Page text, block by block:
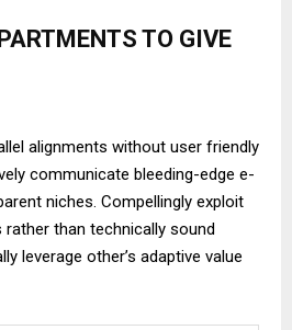
TO GIVE
alignments without user friendly
communicate bleeding-edge e-
niches. Compellingly exploit
than technically sound
leverage other’s adaptive value